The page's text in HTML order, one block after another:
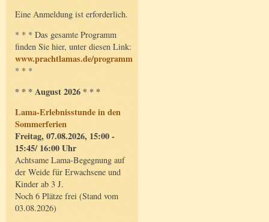
Eine Anmeldung ist erforderlich.
* * * Das gesamte Programm
finden Sie hier, unter diesen Link:
www.prachtlamas.de/programm
* * *
* * * August 2026 * * *
Lama-Erlebnisstunde in den
Sommerferien
Freitag, 07.08.2026, 15:00 -
15:45/ 16:00 Uhr
Achtsame Lama-Begegnung auf
der Weide für Erwachsene und
Kinder ab 3 J.
Noch 6 Plätze frei (Stand vom
03.08.2026)